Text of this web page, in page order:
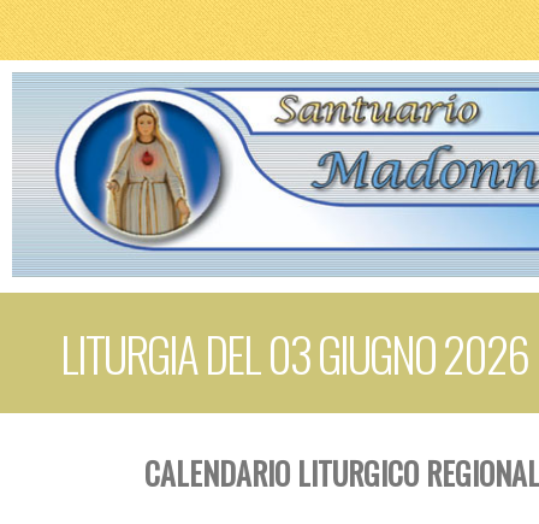
LITURGIA DEL 03 GIUGNO 2026
CALENDARIO LITURGICO